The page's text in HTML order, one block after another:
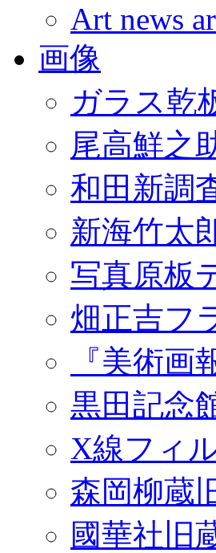
Art news
画像
ガラス乾
尾高鮮之
和田新調
新海竹太
写真原板
畑正吉フ
『美術
黒田記念
X線フィ
森岡柳蔵
國華社旧